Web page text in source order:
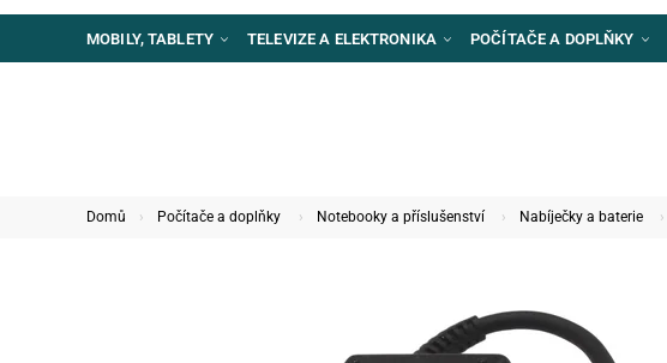
MOBILY, TABLETY TELEVIZE A ELEKTRONIKA POČÍTAČE A DOPLŇKY
Domů Počítače a doplňky Notebooky a příslušenství Nabíječky a baterie